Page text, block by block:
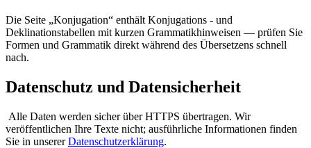
Die Seite „Konjugation“ enthält Konjugations - und
Deklinationstabellen mit kurzen Grammatikhinweisen — prüfen Sie
Formen und Grammatik direkt während des Übersetzens schnell
nach.
Datenschutz und Datensicherheit
Alle Daten werden sicher über HTTPS übertragen. Wir
veröffentlichen Ihre Texte nicht; ausführliche Informationen finden
Sie in unsererDatenschutzerklärung.